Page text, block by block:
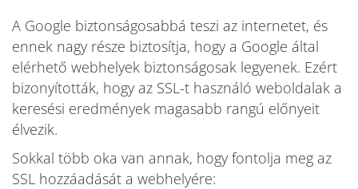
A Google biztonságosabbá teszi az internetet, és
ennek nagy része biztosítja, hogy a Google által
elérhető webhelyek biztonságosak legyenek. Ezért
bizonyították, hogy az SSL-t használó weboldalak a
keresési eredmények magasabb rangú előnyeit
élvezik.
Sokkal több oka van annak, hogy fontolja meg az
SSL hozzáadását a webhelyére: